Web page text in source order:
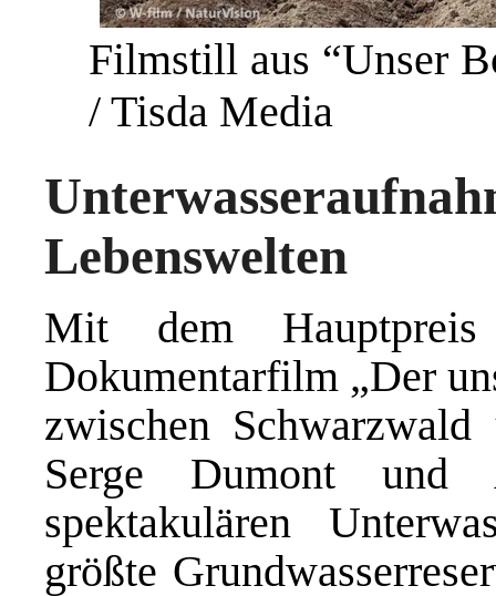
Filmstill aus “Unser
/ Tisda Media
Lebenswelten
Mit dem Hauptpreis
Dokumentarfilm „Der
zwischen
Serge Dumont
spektakulären
größte